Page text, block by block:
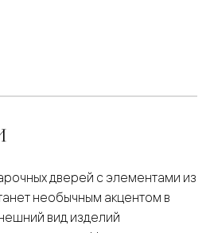
дверей с элементами из
необычным акцентом в
вид изделий